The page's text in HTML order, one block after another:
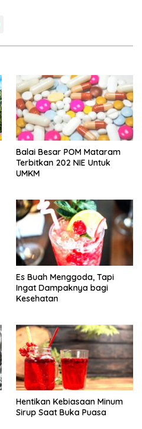
Balai Besar POM Mataram
Terbitkan 202 NIE Untuk
UMKM
Es Buah Menggoda, Tapi
Ingat Dampaknya bagi
Kesehatan
Hentikan Kebiasaan Minum
Sirup Saat Buka Puasa